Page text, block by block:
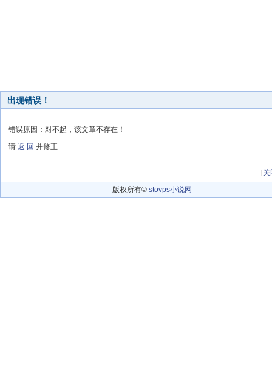
出现错误！
错误原因：对不起，该文章不存在！
请 返 回 并修正
[关
版权所有© stovps小说网